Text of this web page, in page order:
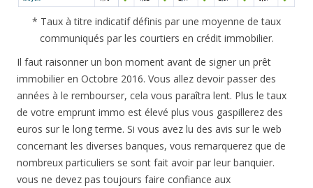
* Taux à titre indicatif définis par une moyenne de taux
communiqués par les courtiers en crédit immobilier.
Il faut raisonner un bon moment avant de signer un prêt
immobilier en Octobre 2016. Vous allez devoir passer des
années à le rembourser, cela vous paraîtra lent. Plus le taux
de votre emprunt immo est élevé plus vous gaspillerez des
euros sur le long terme. Si vous avez lu des avis sur le web
concernant les diverses banques, vous remarquerez que de
nombreux particuliers se sont fait avoir par leur banquier.
vous ne devez pas toujours faire confiance aux